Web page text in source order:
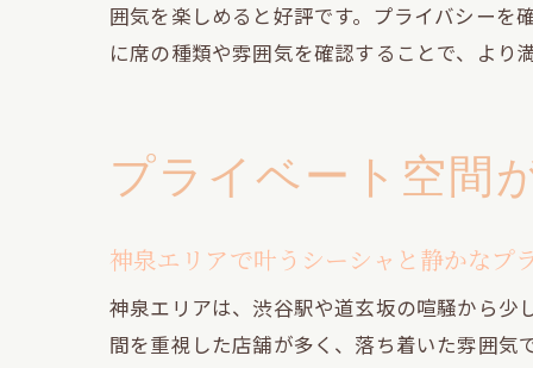
囲気を楽しめると好評です。プライバシーを
に席の種類や雰囲気を確認することで、より
プライベート空間
神泉エリアで叶うシーシャと静かなプ
神泉エリアは、渋谷駅や道玄坂の喧騒から少
間を重視した店舗が多く、落ち着いた雰囲気